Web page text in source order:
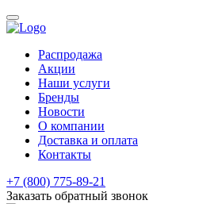
Распродажа
Акции
Наши услуги
Бренды
Новости
О компании
Доставка и оплата
Контакты
+7 (800) 775-89-21
Заказать обратный звонок